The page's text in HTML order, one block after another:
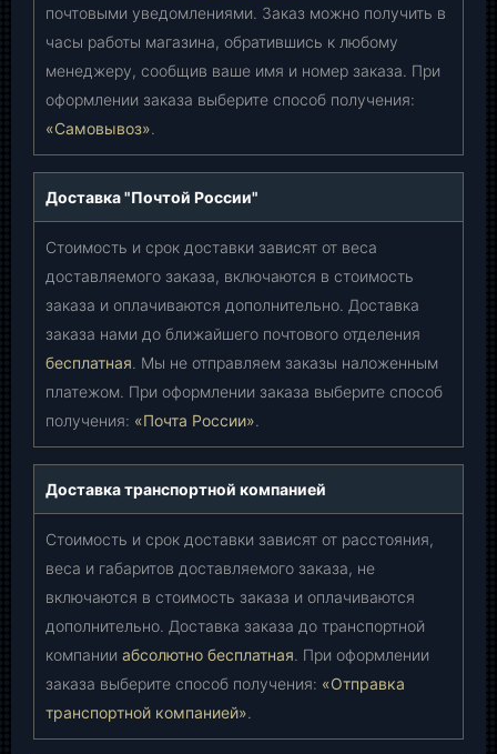
почтовыми уведомлениями. Заказ можно получить в
часы работы магазина, обратившись к любому
менеджеру, сообщив ваше имя и номер заказа. При
оформлении заказа выберите способ получения:
«Самовывоз».
Доставка "Почтой России"
Стоимость и срок доставки зависят от веса
доставляемого заказа, включаются в стоимость
заказа и оплачиваются дополнительно. Доставка
заказа нами до ближайшего почтового отделения
бесплатная. Мы не отправляем заказы наложенным
платежом. При оформлении заказа выберите способ
получения: «Почта России».
Доставка транспортной компанией
Стоимость и срок доставки зависят от расстояния,
веса и габаритов доставляемого заказа, не
включаются в стоимость заказа и оплачиваются
дополнительно. Доставка заказа до транспортной
компании абсолютно бесплатная. При оформлении
заказа выберите способ получения: «Отправка
транспортной компанией».